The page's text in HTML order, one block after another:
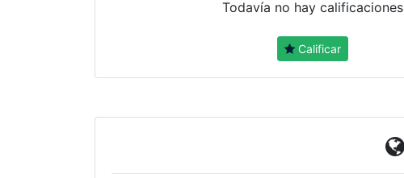
Todavía no hay calificaciones
Calificar